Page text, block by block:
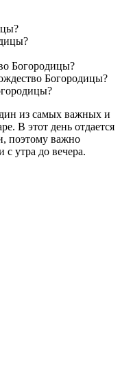
Богородицы?
Богородицы?
из самых важных и
В этот день отдается
поэтому важно
с утра до вечера.